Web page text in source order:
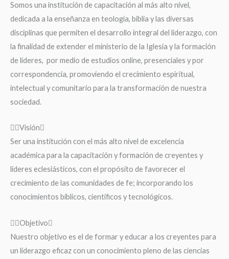
Somos una institución de capacitación al más alto nivel,
dedicada a la enseñanza en teología, biblia y las diversas
disciplinas que permiten el desarrollo integral del liderazgo, con
la finalidad de extender el ministerio de la Iglesia y la formación
de líderes, por medio de estudios online, presenciales y por
correspondencia, promoviendo el crecimiento espiritual,
intelectual y comunitario para la transformación de nuestra
sociedad.
Visión
Ser una institución con el más alto nivel de excelencia
académica para la capacitación y formación de creyentes y
líderes eclesiásticos, con el propósito de favorecer el
crecimiento de las comunidades de fe; incorporando los
conocimientos bíblicos, científicos y tecnológicos.
Objetivo
Nuestro objetivo es el de formar y educar a los creyentes para
un liderazgo eficaz con un conocimiento pleno de las ciencias